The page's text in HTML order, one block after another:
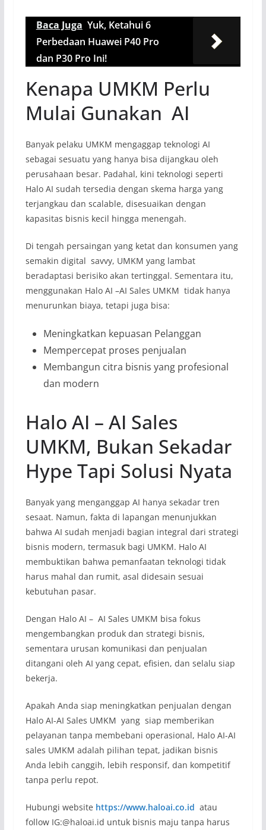
Baca Juga Yuk, Ketahui 6
Perbedaan Huawei P40 Pro
dan P30 Pro Ini!
Kenapa UMKM Perlu
Mulai Gunakan AI
Banyak pelaku UMKM mengaggap teknologi AI
sebagai sesuatu yang hanya bisa dijangkau oleh
perusahaan besar. Padahal, kini teknologi seperti
Halo AI sudah tersedia dengan skema harga yang
terjangkau dan scalable, disesuaikan dengan
kapasitas bisnis kecil hingga menengah.
Di tengah persaingan yang ketat dan konsumen yang
semakin digital savvy, UMKM yang lambat
beradaptasi berisiko akan tertinggal. Sementara itu,
menggunakan Halo AI –AI Sales UMKM tidak hanya
menurunkan biaya, tetapi juga bisa:
Meningkatkan kepuasan Pelanggan
Mempercepat proses penjualan
Membangun citra bisnis yang profesional
dan modern
Halo AI – AI Sales
UMKM, Bukan Sekadar
Hype Tapi Solusi Nyata
Banyak yang menganggap AI hanya sekadar tren
sesaat. Namun, fakta di lapangan menunjukkan
bahwa AI sudah menjadi bagian integral dari strategi
bisnis modern, termasuk bagi UMKM. Halo AI
membuktikan bahwa pemanfaatan teknologi tidak
harus mahal dan rumit, asal didesain sesuai
kebutuhan pasar.
Dengan Halo AI – AI Sales UMKM bisa fokus
mengembangkan produk dan strategi bisnis,
sementara urusan komunikasi dan penjualan
ditangani oleh AI yang cepat, efisien, dan selalu siap
bekerja.
Apakah Anda siap meningkatkan penjualan dengan
Halo AI-AI Sales UMKM yang siap memberikan
pelayanan tanpa membebani operasional, Halo AI-AI
sales UMKM adalah pilihan tepat, jadikan bisnis
Anda lebih canggih, lebih responsif, dan kompetitif
tanpa perlu repot.
Hubungi website https://www.haloai.co.id atau
follow IG:@haloai.id untuk bisnis maju tanpa harus